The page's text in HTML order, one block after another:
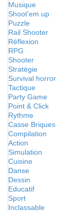
Musique
Shoot'em up
Puzzle
Rail Shooter
Réflexion
RPG
Shooter
Stratégie
Survival horror
Tactique
Party Game
Point & Click
Rythme
Casse Briques
Compilation
Action
Simulation
Cuisine
Danse
Dessin
Educatif
Sport
Inclassable